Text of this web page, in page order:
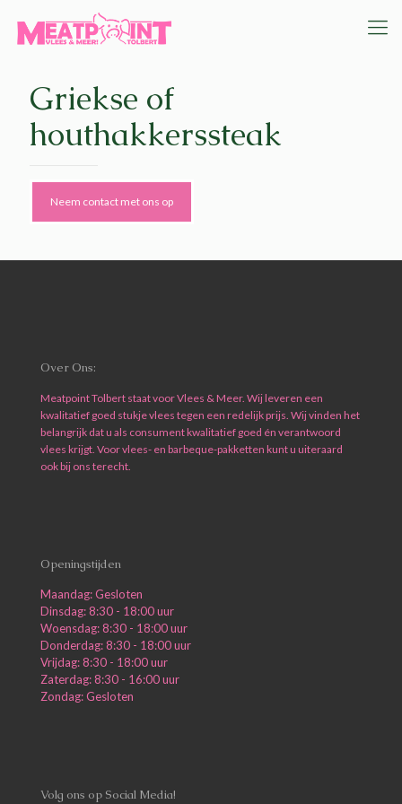
Griekse of
houthakkerssteak
Neem contact met ons op
Over Ons:
Meatpoint Tolbert staat voor Vlees & Meer. Wij leveren een
kwalitatief goed stukje vlees tegen een redelijk prijs. Wij vinden het
belangrijk dat u als consument kwalitatief goed én verantwoord
vlees krijgt. Voor vlees- en barbeque-pakketten kunt u uiteraard
ook bij ons terecht.
Openingstijden
Maandag: Gesloten
Dinsdag: 8:30 - 18:00 uur
Woensdag: 8:30 - 18:00 uur
Donderdag: 8:30 - 18:00 uur
Vrijdag: 8:30 - 18:00 uur
Zaterdag: 8:30 - 16:00 uur
Zondag: Gesloten
Volg ons op Social Media!